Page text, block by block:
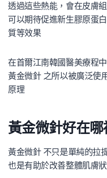
透過這些熱能，會在皮膚
可以期待促進新生膠原蛋
質等效果
在首爾江南韓國醫美療程中
黃金微針 之所以被廣泛使
原理
黃金微針好在哪
黃金微針 不只是單純的拉
也是有助於改善整體肌膚